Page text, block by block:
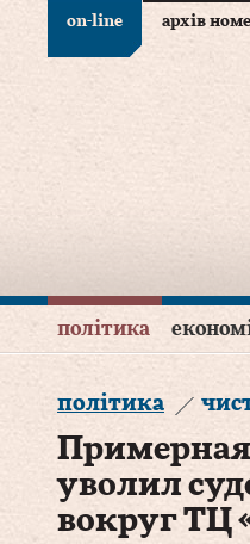
on-line архів
політика
політика
уволил
вокруг ТЦ